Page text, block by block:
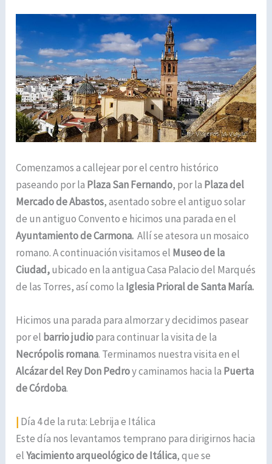
Comenzamos a callejear por el centro histórico
paseando por la Plaza San Fernando, por la Plaza del
Mercado de Abastos, asentado sobre el antiguo solar
de un antiguo Convento e hicimos una parada en el
Ayuntamiento de Carmona.Allí se atesora un mosaico
romano. A continuación visitamos el Museo de la
Ciudad,ubicado en la antigua Casa Palacio del Marqués
de las Torres, así como la Iglesia Prioral de Santa María.
Hicimos una parada para almorzar y decidimos pasear
por el barrio judiopara continuar la visita de la
Necrópolis romana. Terminamos nuestra visita en el
Alcázar del Rey Don Pedroy caminamos hacia la Puerta
de Córdoba.
| Día 4 de la ruta: Lebrija e Itálica
Este día nos levantamos temprano para dirigirnos hacia
elYacimiento arqueológico de Itálica, que se